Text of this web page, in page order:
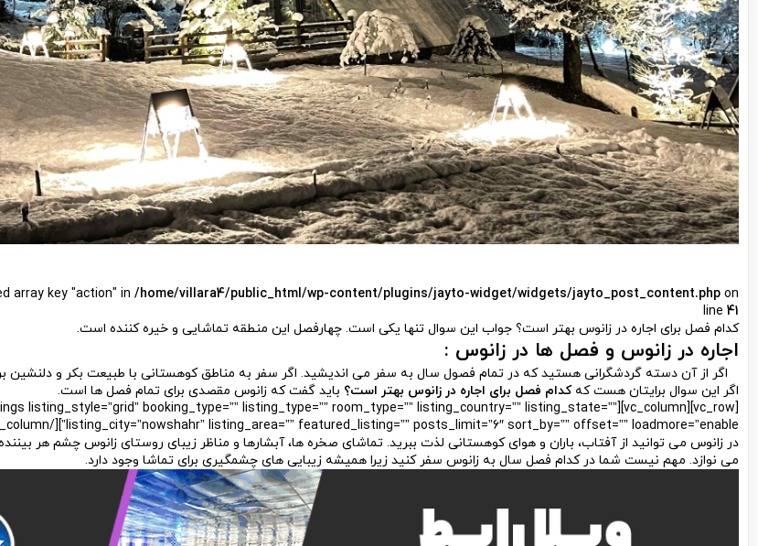
array key "action" in /home/villara4/public_html/wp-content/plugins/jayto-widget/widgets/jayto_post_content.php on
line 41
کدام فصل برای اجاره در زانوس بهتر است؟ جواب این سوال تنها یکی است. چهارفصل این منطقه تماشایی و خیره کننده است.
اجاره در زانوس و فصل ها در زانوس :
اگر از آن دسته گردشگرانی هستید که در تمام فصول سال به سفر می اندیشید. اگر سفر به مناطق کوهستانی با طبیعت بکر و دلنشین
اگر این سوال برایتان هست کهکدام فصل برای اجاره در زانوس بهتر است؟ باید گفت که زانوس مقصدی برای تمام فصل ها است.
listings listing_style=”grid” booking_type=”” listing_type=”” room_type=”” listing_country=”” listing_state=””
listing_city=”nowshahr” listing_area=”” featured_listing=”” posts_limit=”6″ sort_by=”” offset=”” loadmore=”enable”][/vc_column][/vc_row]
در زانوس می توانید از آفتاب، باران و هوای کوهستانی لذت ببرید. تماشای صخره ها، آبشارها و مناظر زیبای روستای زانوس چشم هر بیننده
می نوازد. مهم نیست شما در کدام فصل سال به زانوس سفر کنید زیرا همیشه زیبایی های چشمگیری برای تماشا وجود دارد.